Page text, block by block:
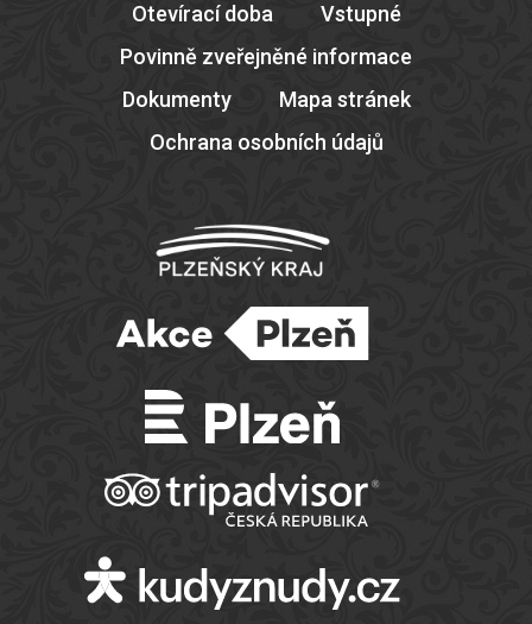
Otevírací doba
Vstupné
Povinně zveřejněné informace
Dokumenty
Mapa stránek
Ochrana osobních údajů